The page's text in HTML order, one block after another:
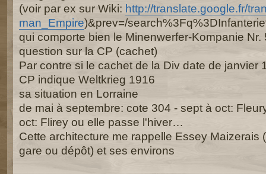
(voir par ex sur Wiki: http://translate.google.fr/
man_Empire)&prev=/
qui comporte bien le Minenwerfer-Kompanie Nr.
question sur la CP (cachet)
Par contre si le cachet de la Div date de janvier
CP indique Weltkrieg 1916
sa situation en Lorraine
de mai à septembre: cote 304 - sept à oct:
oct: Flirey ou elle passe l'hiver…
Cette architecture me rappelle Essey Maizerais
gare ou dépôt) et ses environs